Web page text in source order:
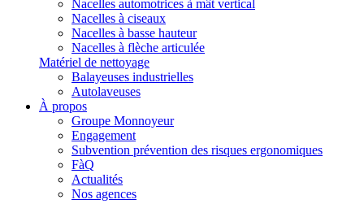
Nacelles automotrices à mât vertical
Nacelles à ciseaux
Nacelles à basse hauteur
Nacelles à flèche articulée
Matériel de nettoyage
Balayeuses industrielles
Autolaveuses
À propos
Groupe Monnoyeur
Engagement
Subvention prévention des risques ergonomiques
FàQ
Actualités
Nos agences